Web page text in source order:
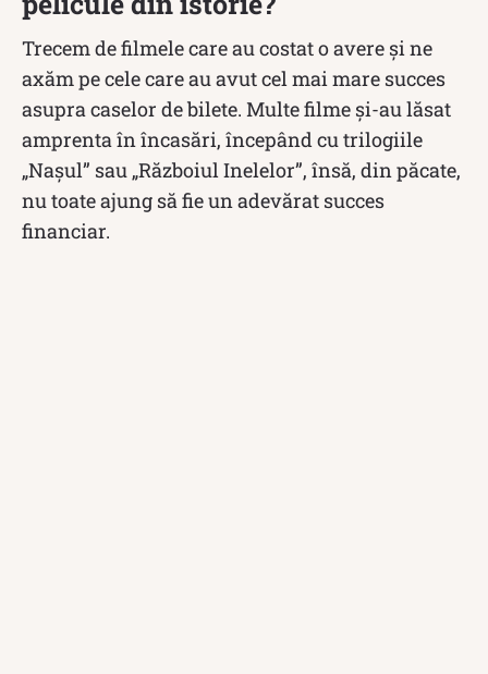
Trecem de filmele care au costat o avere și ne
axăm pe cele care au avut cel mai mare succes
asupra caselor de bilete. Multe filme și-au lăsat
amprenta în încasări, începând cu trilogiile
„Nașul” sau „Războiul Inelelor”, însă, din păcate,
nu toate ajung să fie un adevărat succes
financiar.